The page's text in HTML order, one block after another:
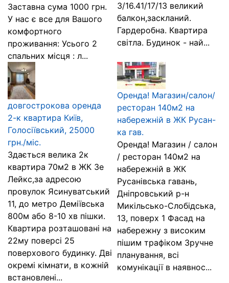
Заставна сума 1000 грн.
У нас є все для Вашого
комфортного
проживання: Усього 2
спальних місця : л...
3/16.41/17/13 великий
балкон,заскланий.
Гардеробна. Квартира
світла. Будинок - най...
довгострокова оренда
2-к квартира Київ,
Голосіївський, 25000
грн./міс.
Здається велика 2к
квартира 70м2 в ЖК Зе
Лейкс,за адресою
провулок Ясинуватський
11, до метро Деміївська
800м або 8-10 хв пішки.
Квартира розташовані на
22му поверсі 25
поверхового будинку. Дві
окремі кімнати, в кожній
встановлені...
Оренда! Магазин/салон/
ресторан 140м2 на
набережній в ЖК Русан-
ка гав.
Оренда! Магазин / салон
/ ресторан 140м2 на
набережній в ЖК
Русанівська гавань,
Дніпровський р-н
Микільсько-Слобідська,
13, поверх 1 Фасад на
набережну з високим
пішим трафіком Зручне
планування, всі
комунікації в наявнос...